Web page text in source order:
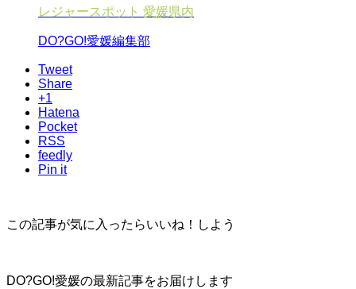
レジャースポット 愛媛県内
DO?GO!愛媛編集部
Tweet
Share
+1
Hatena
Pocket
RSS
feedly
Pin it
この記事が気に入ったらいいね！しよう
DO?GO!愛媛の最新記事をお届けします